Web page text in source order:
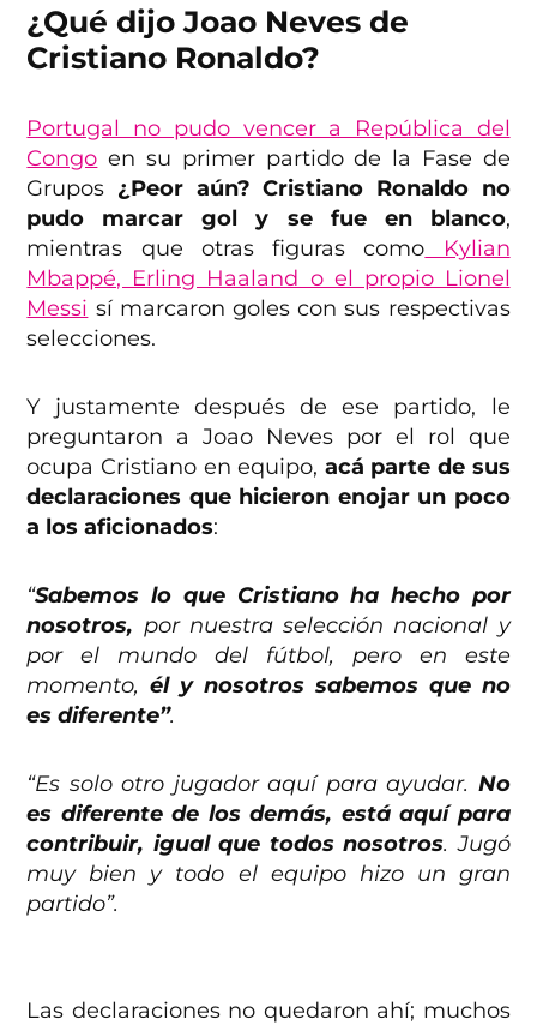
¿Qué dijo Joao Neves de
Cristiano Ronaldo?
Portugal no pudo vencer a República del
Congo en su primer partido de la Fase de
Grupos ¿Peor aún? Cristiano Ronaldo no
pudo marcar gol y se fue en blanco,
mientras que otras figuras como Kylian
Mbappé, Erling Haaland o el propio Lionel
Messi sí marcaron goles con sus respectivas
selecciones.
Y justamente después de ese partido, le
preguntaron a Joao Neves por el rol que
ocupa Cristiano en equipo, acá parte de sus
declaraciones que hicieron enojar un poco
a los aficionados:
“Sabemos lo que Cristiano ha hecho por
nosotros, por nuestra selección nacional y
por el mundo del fútbol, pero en este
momento,él y nosotros sabemos que no
es diferente”.
“Es solo otro jugador aquí para ayudar. No
es diferente de los demás, está aquí para
contribuir, igual que todos nosotros. Jugó
muy bien y todo el equipo hizo un gran
partido”.
Las declaraciones no quedaron ahí; muchos